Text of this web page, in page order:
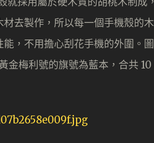
去製作，所以每一個手機殼的木
，不用擔心刮花手機的外圍。圖
金梅利號的旗號為藍本，合共 10